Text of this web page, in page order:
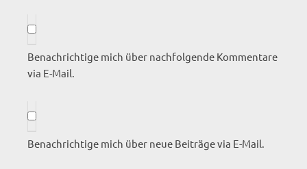
Benachrichtige mich über nachfolgende Kommentare
via E-Mail.
Benachrichtige mich über neue Beiträge via E-Mail.